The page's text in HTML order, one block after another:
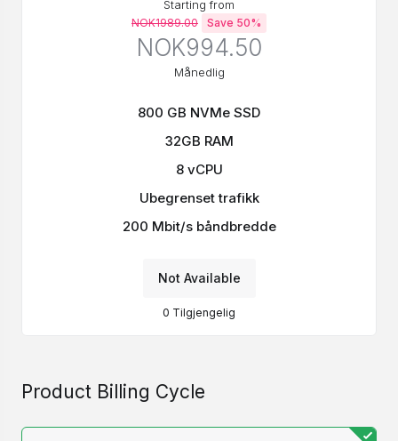
Starting from
NOK1989.00 Save 50%
NOK994.50
Månedlig
800 GB NVMe SSD
32GB RAM
8 vCPU
Ubegrenset trafikk
200 Mbit/s båndbredde
Not Available
0 Tilgjengelig
Product Billing Cycle